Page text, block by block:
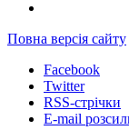
Повна версія сайту
Facebook
Twitter
RSS-стрічки
E-mail